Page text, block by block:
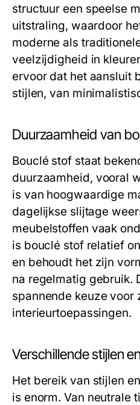
structuur een speelse
uitstraling, waardoor
moderne als
veelzijdigheid in
ervoor dat het aansluit
stijlen, van
Duurzaamheid van
Bouclé stof staat
duurzaamheid, vooral
is van hoogwaardige
dagelijkse slijtage
meubelstoffen vaak
is bouclé stof relatief
en behoudt het zijn
na regelmatig gebruik.
spannende keuze voor
interieurtoepassingen.
Verschillende stijlen
Het bereik van stijlen
is enorm. Van neutrale